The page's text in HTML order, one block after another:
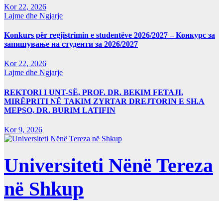
Kor 22, 2026
Lajme dhe Ngjarje
Konkurs për regjistrimin e studentëve 2026/2027 – Конкурс за
запишување на студенти за 2026/2027
Kor 22, 2026
Lajme dhe Ngjarje
REKTORI I UNT-SË, PROF. DR. BEKIM FETAJI,
MIRËPRITI NË TAKIM ZYRTAR DREJTORIN E SH.A
MEPSO, DR. BURIM LATIFIN
Kor 9, 2026
Universiteti Nënë Tereza
në Shkup